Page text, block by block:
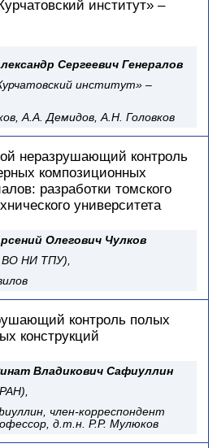
институт» –
Сергеевич Генералов
институт» –
А.А. Демидов, А.Н. Головков
неразрушающий контроль
композиционных
разработки томского
университета
Олегович Чулков
НИ ТПУ),
контроль полых
конструкций
Владикович Сафиуллин
член-корреспондент
д.т.н. Р.Р. Мулюков